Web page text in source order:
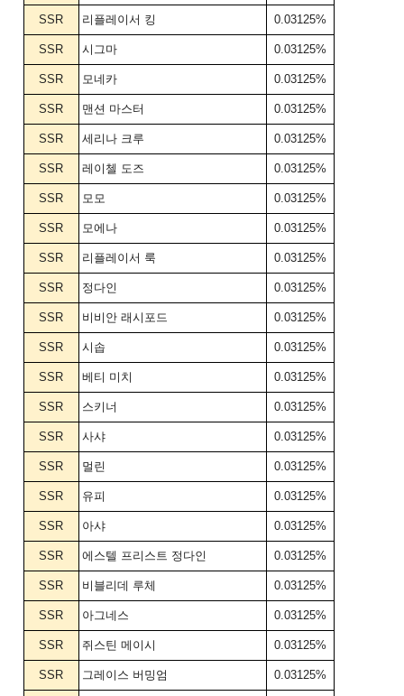
SSR 리플레이서 킹 0.03125%
SSR 시그마 0.03125%
SSR 모네카 0.03125%
SSR 맨션 마스터 0.03125%
SSR 세리나 크루 0.03125%
SSR 레이첼 도즈 0.03125%
SSR 모모 0.03125%
SSR 모에나 0.03125%
SSR 리플레이서 룩 0.03125%
SSR 정다인 0.03125%
SSR 비비안 래시포드 0.03125%
SSR 시솝 0.03125%
SSR 베티 미치 0.03125%
SSR 스키너 0.03125%
SSR 사샤 0.03125%
SSR 멀린 0.03125%
SSR 유피 0.03125%
SSR 아샤 0.03125%
SSR 에스텔 프리스트 정다인 0.03125%
SSR 비블리데 루체 0.03125%
SSR 아그네스 0.03125%
SSR 쥐스틴 메이시 0.03125%
SSR 그레이스 버밍엄 0.03125%